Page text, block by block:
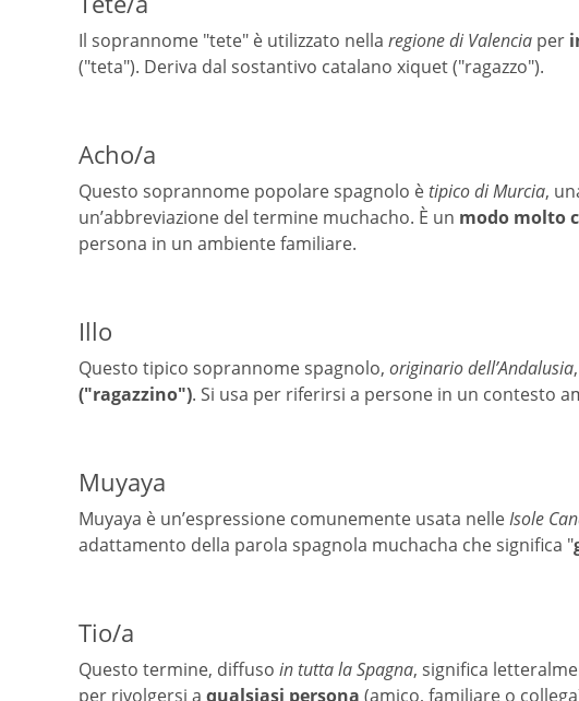
Il soprannome "tete" è utilizzato nella regione di Valencia per
("teta"). Deriva dal sostantivo catalano xiquet ("ragazzo").
Acho/a
Questo soprannome popolare spagnolo ètipico di Murcia,
un’abbreviazione del termine muchacho. È un modo molto
persona in un ambiente familiare.
Illo
Questo tipico soprannome spagnolo, originario dell’Andalusia
("ragazzino"). Si usa per riferirsi a persone in un contesto
Muyaya
Muyaya è un’espressione comunemente usata nelleIsole
adattamento della parola spagnola muchacha che significa "
Tio/a
Questo termine, diffuso in tutta la Spagna, significa
per rivolgersi a qualsiasi persona (amico, familiare o